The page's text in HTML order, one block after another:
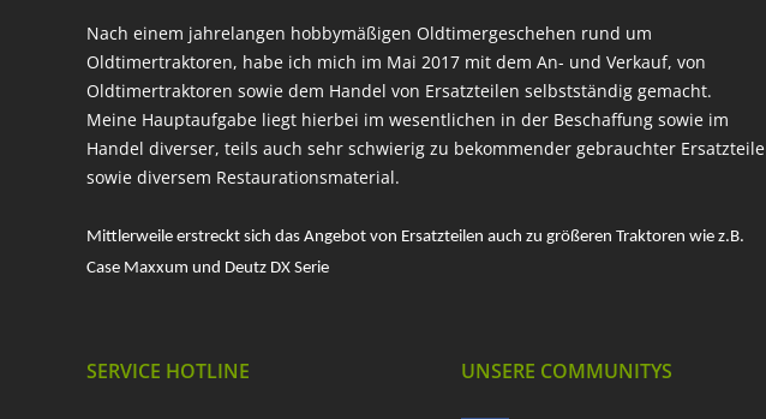
Nach einem jahrelangen hobbymäßigen Oldtimergeschehen rund um
Oldtimertraktoren, habe ich mich im Mai 2017 mit dem An- und Verkauf, von
Oldtimertraktoren sowie dem Handel von Ersatzteilen selbstständig gemacht.
Meine Hauptaufgabe liegt hierbei im wesentlichen in der Beschaffung sowie im
Handel diverser, teils auch sehr schwierig zu bekommender gebrauchter Ersatzteile
sowie diversem Restaurationsmaterial.
Mittlerweile erstreckt sich das Angebot von Ersatzteilen auch zu größeren Traktoren wie z.B.
Case Maxxum und Deutz DX Serie
SERVICE HOTLINE UNSERE COMMUNITYS